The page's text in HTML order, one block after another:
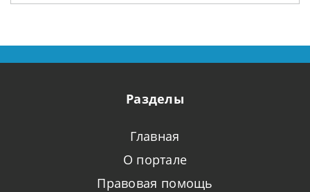
Разделы
Главная
О портале
Правовая помощь